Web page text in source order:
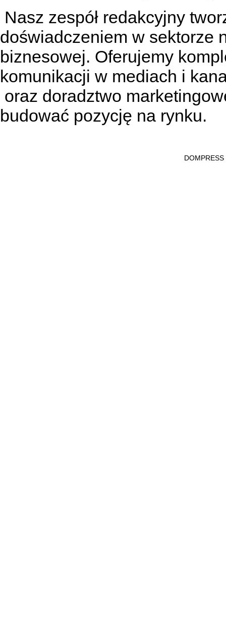
Nasz zespół redakcyjny
doświadczeniem w sektorze
biznesowej. Oferujemy
komunikacji w mediach i
oraz doradztwo
budować pozycję na rynku.